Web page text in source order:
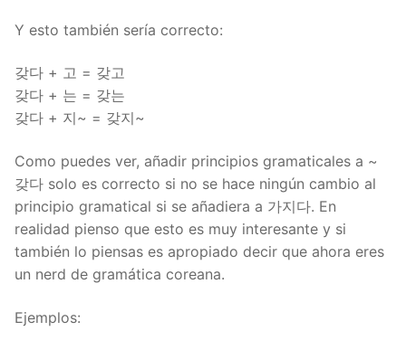
Y esto también sería correcto:
갖다 + 고 = 갖고
갖다 + 는 = 갖는
갖다 + 지~ = 갖지~
Como puedes ver, añadir principios gramaticales a ~
갖다 solo es correcto si no se hace ningún cambio al
principio gramatical si se añadiera a 가지다. En
realidad pienso que esto es muy interesante y si
también lo piensas es apropiado decir que ahora eres
un nerd de gramática coreana.
Ejemplos: